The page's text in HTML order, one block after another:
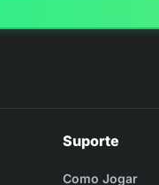
Suporte
Como Jogar